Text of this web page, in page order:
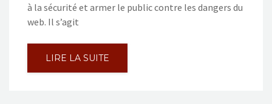
à la sécurité et armer le public contre les dangers du
web. Il s’agit
LIRE LA SUITE